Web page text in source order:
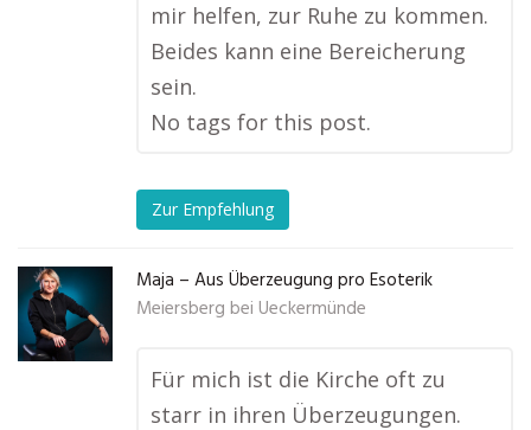
mir helfen, zur Ruhe zu kommen.
Beides kann eine Bereicherung
sein.
No tags for this post.
Zur Empfehlung
Maja – Aus Überzeugung pro Esoterik
Meiersberg bei Ueckermünde
Für mich ist die Kirche oft zu
starr in ihren Überzeugungen.